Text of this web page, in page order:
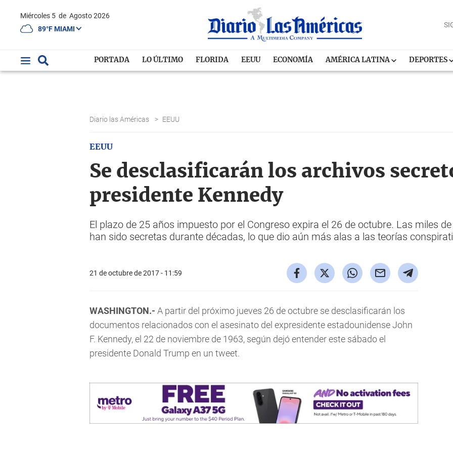
Miércoles 5 de Agosto 2026
89°F MIAMI
PORTADA LO ÚLTIMO FLORIDA EEUU ECONOMÍA AMÉRICA LATINA DEPORTES
Diario las Américas > EEUU
EEUU
Se desclasificarán los archivos
presidente Kennedy
El plazo de 25 años impuesto por el Congreso expira el 26 de octubre. Las miles
han sido secretas durante décadas, lo que dio aún más alas a las teorías
21 de octubre de 2017 - 11:59
WASHINGTON.- A partir del próximo jueves 26 de octubre se desclasificarán los
documentos relacionados con el asesinato del expresidente estadounidense John
F. Kennedy, el 22 de noviembre de 1963, según dejó entender este sábado el
presidente Donald Trump en un tweet.